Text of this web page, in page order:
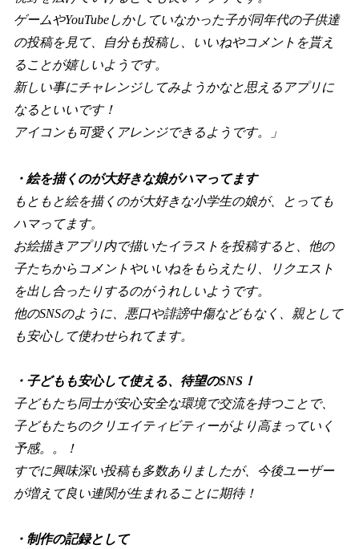
ゲームやYouTubeしかしていなかった子が同年代の子供達
の投稿を見て、自分も投稿し、いいねやコメントを貰え
ることが嬉しいようです。
新しい事にチャレンジしてみようかなと思えるアプリに
なるといいです！
アイコンも可愛くアレンジできるようです。」
・絵を描くのが大好きな娘がハマってます
もともと絵を描くのが大好きな小学生の娘が、とっても
ハマってます。
お絵描きアプリ内で描いたイラストを投稿すると、他の
子たちからコメントやいいねをもらえたり、リクエスト
を出し合ったりするのがうれしいようです。
他のSNSのように、悪口や誹謗中傷などもなく、親として
も安心して使わせられてます。
・子どもも安心して使える、待望のSNS！
子どもたち同士が安心安全な環境で交流を持つことで、
子どもたちのクリエイティビティーがより高まっていく
予感。。！
すでに興味深い投稿も多数ありましたが、今後ユーザー
が増えて良い連関が生まれることに期待！
・制作の記録として